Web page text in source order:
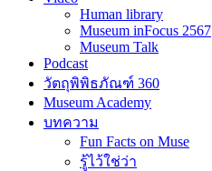
Human library
Museum inFocus 2567
Museum Talk
Podcast
วัตถุพิพิธภัณฑ์ 360
Museum Academy
บทความ
Fun Facts on Muse
รู้ไว้ใช่ว่า